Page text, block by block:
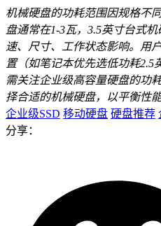
机械硬盘的功耗范围因规格不
盘通常在1-3瓦，3.5英寸台式
速、尺寸、工作状态影响。用
置（如笔记本优先选低功耗
需关注企业级高容量硬盘的功
择合适的机械硬盘，以平衡性能
企业级SSD 移动硬盘 硬盘推荐
分享：